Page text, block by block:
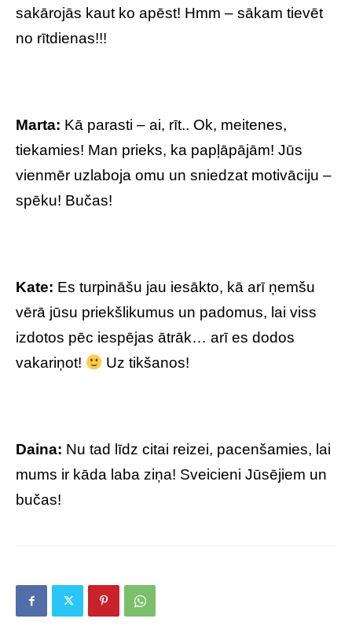
sakārojās kaut ko apēst! Hmm – sākam tievēt
no rītdienas!!!
Marta: Kā parasti – ai, rīt.. Ok, meitenes,
tiekamies! Man prieks, ka papļāpājām! Jūs
vienmēr uzlaboja omu un sniedzat motivāciju –
spēku! Bučas!
Kate: Es turpināšu jau iesākto, kā arī ņemšu
vērā jūsu priekšlikumus un padomus, lai viss
izdotos pēc iespējas ātrāk… arī es dodos
vakariņot!
Uz tikšanos!
Daina: Nu tad līdz citai reizei, pacenšamies, lai
mums ir kāda laba ziņa! Sveicieni Jūsējiem un
bučas!